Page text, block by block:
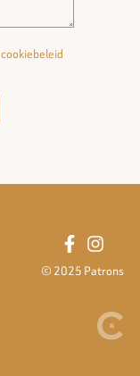
cookiebeleid
© 2025 Patrons